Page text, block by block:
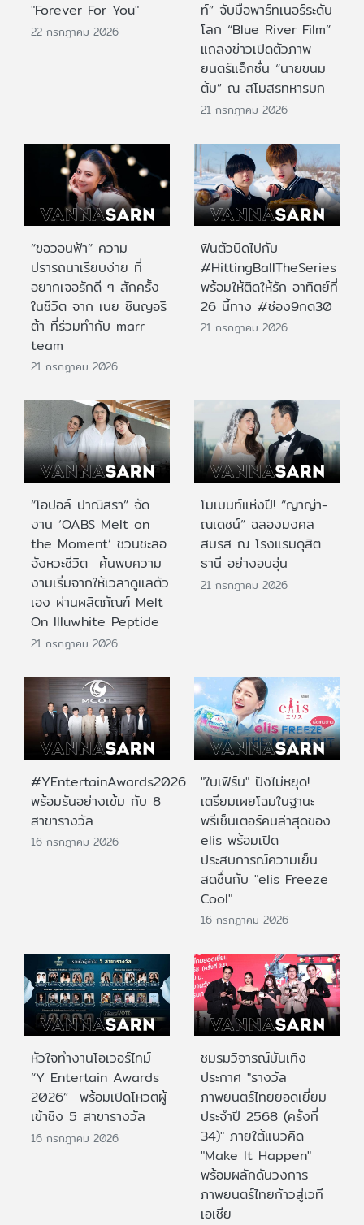
"Forever For You"
22 กรกฎาคม 2026
ท์” จับมือพาร์ทเนอร์ระดับ
โลก “Blue River Film”
แถลงข่าวเปิดตัวภาพ
ยนตร์แอ็กชั่น “นายขนม
ต้ม” ณ สโมสรทหารบก
21 กรกฎาคม 2026
“ขอวอนฟ้า” ความ
ปรารถนาเรียบง่าย ที่
อยากเจอรักดี ๆ สักครั้ง
ในชีวิต จาก เนย ซินญอริ
ต้า ที่ร่วมทำกับ marr
team
21 กรกฎาคม 2026
ฟินตัวบิดไปกับ
#HittingBallTheSeries
พร้อมให้ติดให้รัก อาทิตย์ที่
26 นี้ทาง #ช่อง9กด30
21 กรกฎาคม 2026
“โอปอล์ ปาณิสรา” จัด
งาน ‘OABS Melt on
the Moment’ ชวนชะลอ
จังหวะชีวิต ค้นพบความ
งามเริ่มจากให้เวลาดูแลตัว
เอง ผ่านผลิตภัณฑ์ Melt
On Illuwhite Peptide
21 กรกฎาคม 2026
โมเมนท์แห่งปี! “ญาญ่า-
ณเดชน์” ฉลองมงคล
สมรส ณ โรงแรมดุสิต
ธานี อย่างอบอุ่น
21 กรกฎาคม 2026
#YEntertainAwards2026
พร้อมรันอย่างเข้ม กับ 8
สาขารางวัล
16 กรกฎาคม 2026
"ใบเฟิร์น" ปังไม่หยุด!
เตรียมเผยโฉมในฐานะ
พรีเซ็นเตอร์คนล่าสุดของ
elis พร้อมเปิด
ประสบการณ์ความเย็น
สดชื่นกับ "elis Freeze
Cool"
16 กรกฎาคม 2026
หัวใจทำงานโอเวอร์ไทม์
“Y Entertain Awards
2026” พร้อมเปิดโหวตผู้
เข้าชิง 5 สาขารางวัล
16 กรกฎาคม 2026
ชมรมวิจารณ์บันเทิง
ประกาศ "รางวัล
ภาพยนตร์ไทยยอดเยี่ยม
ประจําปี 2568 (ครั้งที่
34)" ภายใต้แนวคิด
"Make It Happen"
พร้อมผลักดันวงการ
ภาพยนตร์ไทยก้าวสู่เวที
เอเชีย